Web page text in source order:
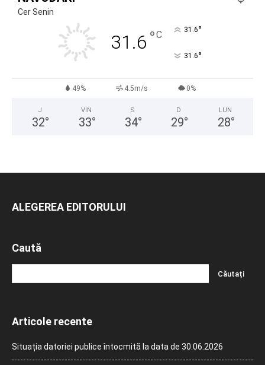
Cer Senin
31.6 °C 31.6°
31.6°
49% 4.5m/s 0%
J
32°
VIN
33°
S
34°
D
29°
LUN
28°
ALEGEREA EDITORULUI
Caută
Articole recente
Situația datoriei publice întocmită la data de 30.06.2026